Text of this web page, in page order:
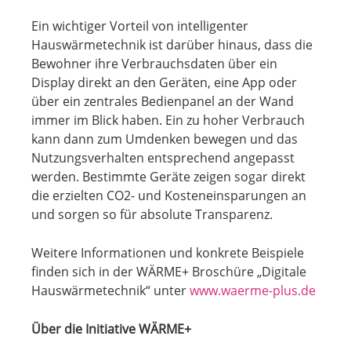
Ein wichtiger Vorteil von intelligenter
Hauswärmetechnik ist darüber hinaus, dass die
Bewohner ihre Verbrauchsdaten über ein
Display direkt an den Geräten, eine App oder
über ein zentrales Bedienpanel an der Wand
immer im Blick haben. Ein zu hoher Verbrauch
kann dann zum Umdenken bewegen und das
Nutzungsverhalten entsprechend angepasst
werden. Bestimmte Geräte zeigen sogar direkt
die erzielten CO2- und Kosteneinsparungen an
und sorgen so für absolute Transparenz.
Weitere Informationen und konkrete Beispiele
finden sich in der WÄRME+ Broschüre „Digitale
Hauswärmetechnik“ unterwww.waerme-plus.de
Über die Initiative WÄRME+